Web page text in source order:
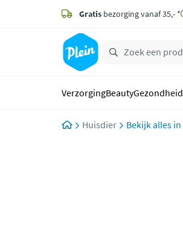
zoeken
hoofdinhoud
Gratis bezorging vanaf 35,- *
VerzorgingBeautyGezondheid
Huisdier